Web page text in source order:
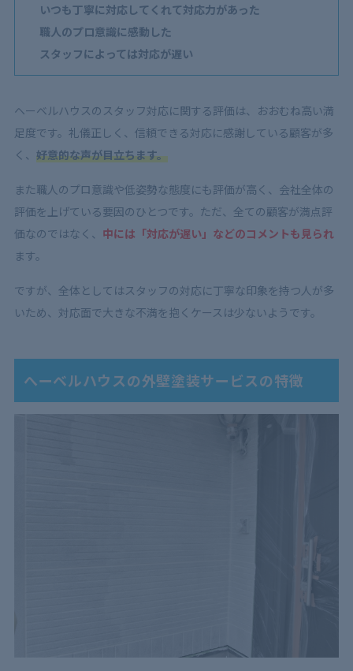
いつも丁寧に対応してくれて対応力があった
職人のプロ意識に感動した
スタッフによっては対応が遅い
ヘーベルハウスのスタッフ対応に関する評価は、おおむね高い満
足度です。礼儀正しく、信頼できる対応に感謝している顧客が多
く、 好意的な声が目立ちます。
また職人のプロ意識や低姿勢な態度にも評価が高く、会社全体の
評価を上げている要因のひとつです。ただ、全ての顧客が満点評
価なのではなく、 中には「対応が遅い」などのコメントも見られ
ます。
ですが、全体としてはスタッフの対応に丁寧な印象を持つ人が多
いため、対応面で大きな不満を抱くケースは少ないようです。
へーベルハウスの外壁塗装サービスの特徴